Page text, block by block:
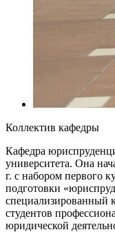
Коллектив кафедры
Кафедра
университета. Она
г. с набором первого
подготовки
специализированный
студентов
юридической